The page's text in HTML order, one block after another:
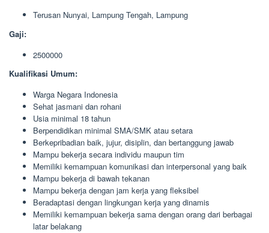
Terusan Nunyai, Lampung Tengah, Lampung
Gaji:
2500000
Kualifikasi Umum:
Warga Negara Indonesia
Sehat jasmani dan rohani
Usia minimal 18 tahun
Berpendidikan minimal SMA/SMK atau setara
Berkepribadian baik, jujur, disiplin, dan bertanggung jawab
Mampu bekerja secara individu maupun tim
Memiliki kemampuan komunikasi dan interpersonal yang baik
Mampu bekerja di bawah tekanan
Mampu bekerja dengan jam kerja yang fleksibel
Beradaptasi dengan lingkungan kerja yang dinamis
Memiliki kemampuan bekerja sama dengan orang dari berbagai
latar belakang